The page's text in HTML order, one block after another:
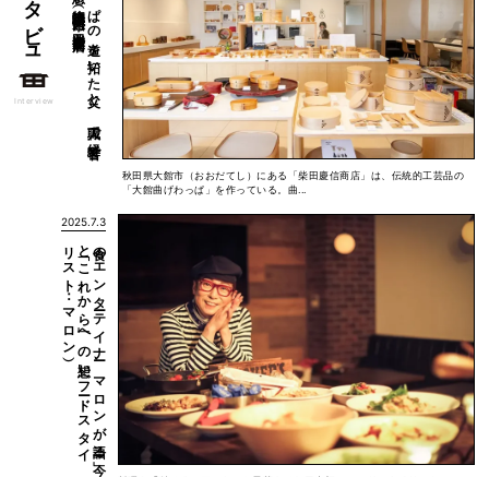
Interview
秋田県大館市（おおだてし）にある「柴田慶信商店」は、伝統的工芸品の
「大館曲げわっぱ」を作っている。曲...
2025.7.3
食の
エ
ン
タ
ーテ
イ
ナ
ー、
マ
ロ
ン
が
語る
「今」
と
「こ
れ
か
ら
」へ
の
想い
（フ
ード
ス
タ
イ
リ
ス
ト
：
マ
ロ
ン
）